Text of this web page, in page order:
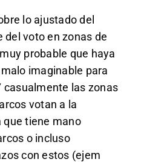
lo ajustado del
del voto en zonas de
probable que haya
imaginable para
casualmente las zonas
votan a la
que tiene mano
o incluso
con estos (ejem